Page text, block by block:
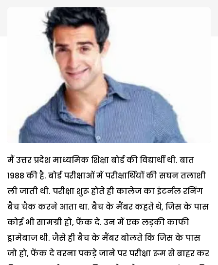
मैं उत्तर प्रदेश माध्यमिक शिक्षा बोर्ड की विद्यार्थी थी. बात
1988 की है. बोर्ड परीक्षाओं में परीक्षार्थियों की सघन तलाशी
ली जाती थी. परीक्षा शुरू होते ही कालेज का इंटर्नल रनिंग
बैच चैक करने आता था. बैच के मैंबर कहते थे, जिस के पास
कोई भी सामग्री हो, फेंक दे. उन में एक लड़की काफी
ड्रामेबाज थी. जैसे ही बैच के मैंबर बोलते कि जिस के पास
जो हो, फेंक दे वरना पकड़े जाने पर परीक्षा रूम से बाहर कर